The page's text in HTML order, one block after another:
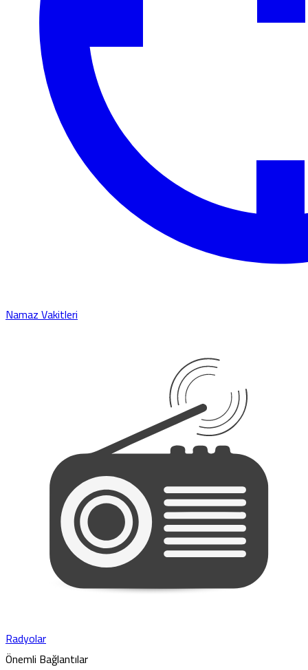
Namaz Vakitleri
Radyolar
Önemli Bağlantılar